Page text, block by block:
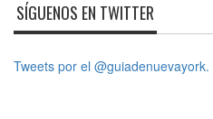
SÍGUENOS EN TWITTER
Tweets por el @guiadenuevayork.